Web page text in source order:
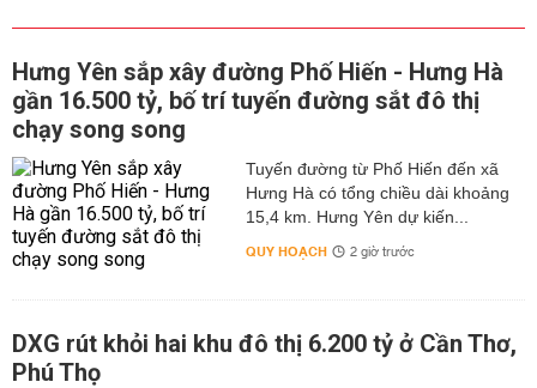
Hưng Yên sắp xây đường Phố Hiến - Hưng Hà
gần 16.500 tỷ, bố trí tuyến đường sắt đô thị
chạy song song
Tuyến đường từ Phố Hiến đến xã
Hưng Hà có tổng chiều dài khoảng
15,4 km. Hưng Yên dự kiến...
QUY HOẠCH 2 giờ trước
DXG rút khỏi hai khu đô thị 6.200 tỷ ở Cần Thơ,
Phú Thọ